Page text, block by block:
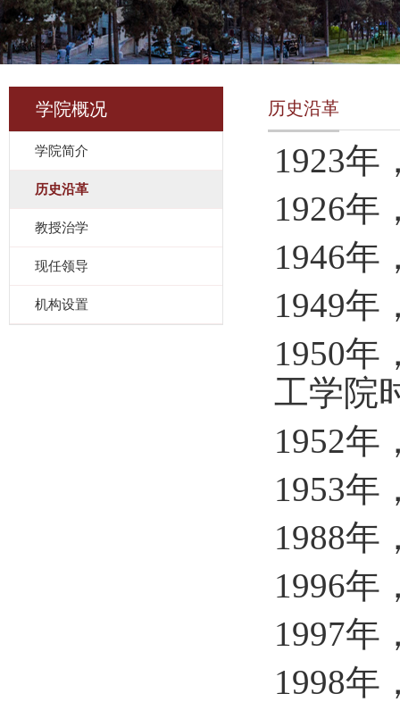
学院概况
学院简介
历史沿革
教授治学
现任领导
机构设置
历史沿革
1923年
1926年
1946年
1949年
1950年
工学院
1952年
1953年
1988年
1996年
1997年
1998年